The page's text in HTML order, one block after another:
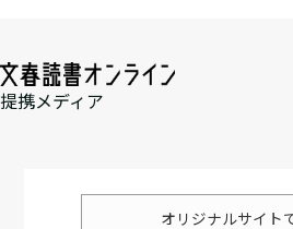
提携メディア
オリジナルサイト